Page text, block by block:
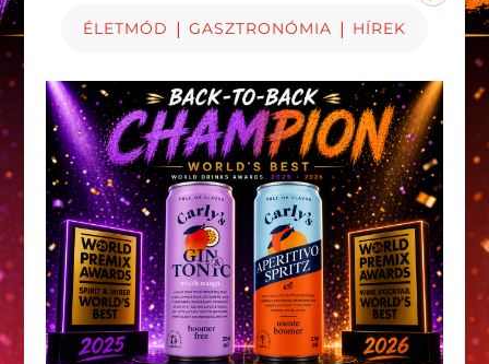
ÉLETMÓD | GASZTRONÓMIA | HÍREK